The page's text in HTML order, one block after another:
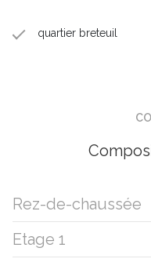
quartier breteuil
Rez-de-chaussée
entrée
Etage 1